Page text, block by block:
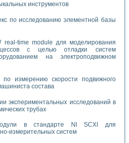
инструментов
по исследованию элементной базы
real-time module для моделирования
с целью отладки систем
на электроподвижном
по измерению скорости подвижного
состава
экспериментальных исследований в
трубах
в стандарте Nl SCXI для
измерительных систем